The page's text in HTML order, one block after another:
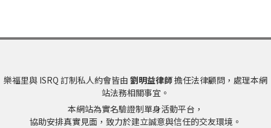
樂福里與 ISRQ 訂制私人約會皆由 劉明益律師擔任法律顧問，處理本網
站法務相關事宜。
本網站為實名驗證制單身活動平台，
協助安排真實見面，致力於建立誠意與信任的交友環境。